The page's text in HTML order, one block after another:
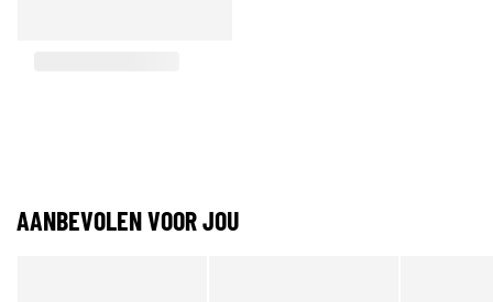
AANBEVOLEN VOOR JOU